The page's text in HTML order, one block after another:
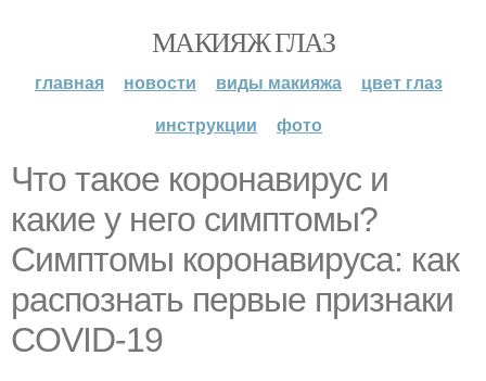
МАКИЯЖ ГЛАЗ
главная новости виды макияжа
цвет глаз
инструкции
фото
Что такое коронавирус и
какие у него симптомы?
Симптомы коронавируса: как
распознать первые признаки
COVID-19